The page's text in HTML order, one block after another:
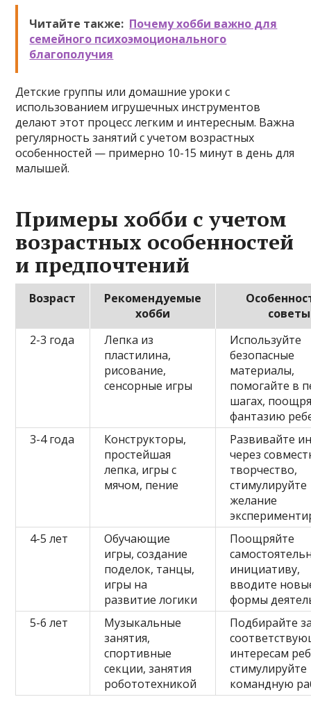
Читайте также: Почему хобби важно для
семейного психоэмоционального
благополучия
Детские группы или домашние уроки с
использованием игрушечных инструментов
делают этот процесс легким и интересным. Важна
регулярность занятий с учетом возрастных
особенностей — примерно 10-15 минут в день для
малышей.
Примеры хобби с учетом
возрастных особенностей
и предпочтений
Возраст
Рекомендуемые
хобби
советы
2-3 года
Лепка из
пластилина,
рисование,
сенсорные игры
Используйте
безопасные
материалы,
помогайте в
шагах,
фантазию
3-4 года
Конструкторы,
простейшая
лепка, игры с
мячом, пение
Развивайте
через
творчество,
стимулируйте
желание
4-5 лет
Обучающие
игры, создание
поделок, танцы,
игры на
развитие логики
Поощряйте
инициативу,
вводите
формы
5-6 лет
Музыкальные
занятия,
спортивные
секции, занятия
робототехникой
Подбирайте
интересам
стимулируйте
командную